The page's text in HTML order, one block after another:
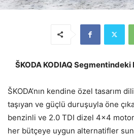
ŠKODA KODIAQ Segmentindeki
ŠKODA’nın kendine özel tasarım
taşıyan ve güçlü duruşuyla öne
benzinli ve 2.0 TDI dizel 4×4
her bütçeye uygun alternatifler